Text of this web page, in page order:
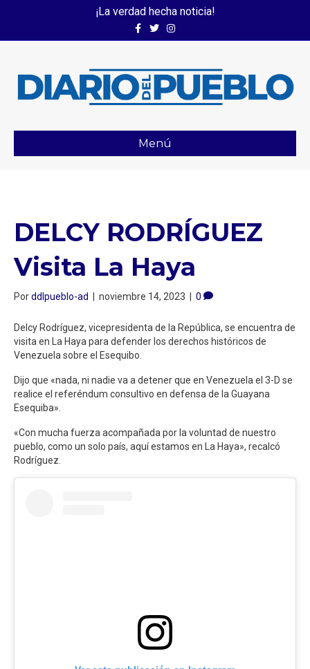
¡La verdad hecha noticia!
FacebookTwitterInstagram
Menú
DELCY RODRÍGUEZ
Visita La Haya
Porddlpueblo-ad | noviembre 14, 2023 | 0
Delcy Rodríguez, vicepresidenta de la República, se encuentra de
visita en La Haya para defender los derechos históricos de
Venezuela sobre el Esequibo.
Dijo que «nada, ni nadie va a detener que en Venezuela el 3-D se
realice el referéndum consultivo en defensa de la Guayana
Esequiba».
«Con mucha fuerza acompañada por la voluntad de nuestro
pueblo, como un solo país, aquí estamos en La Haya», recalcó
Rodríguez.